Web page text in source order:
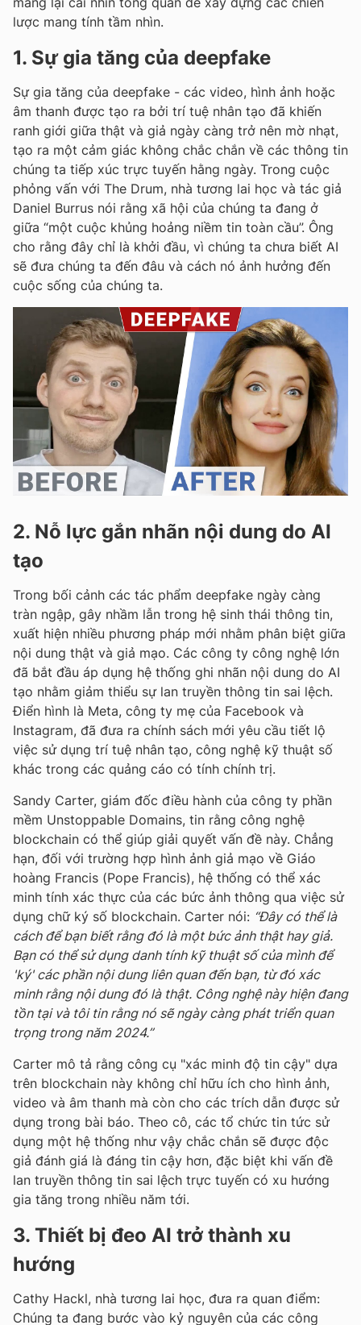
lược mang tính tầm nhìn.
1. Sự gia tăng của deepfake
Sự gia tăng của deepfake - các video, hình ảnh hoặc
âm thanh được tạo ra bởi trí tuệ nhân tạo đã khiến
ranh giới giữa thật và giả ngày càng trở nên mờ nhạt,
tạo ra một cảm giác không chắc chắn về các thông tin
chúng ta tiếp xúc trực tuyến hằng ngày. Trong cuộc
phỏng vấn với The Drum, nhà tương lai học và tác giả
Daniel Burrus nói rằng xã hội của chúng ta đang ở
giữa “một cuộc khủng hoảng niềm tin toàn cầu”. Ông
cho rằng đây chỉ là khởi đầu, vì chúng ta chưa biết AI
sẽ đưa chúng ta đến đâu và cách nó ảnh hưởng đến
cuộc sống của chúng ta.
2. Nỗ lực gắn nhãn nội dung do AI
tạo
Trong bối cảnh các tác phẩm deepfake ngày càng
tràn ngập, gây nhầm lẫn trong hệ sinh thái thông tin,
xuất hiện nhiều phương pháp mới nhằm phân biệt giữa
nội dung thật và giả mạo. Các công ty công nghệ lớn
đã bắt đầu áp dụng hệ thống ghi nhãn nội dung do AI
tạo nhằm giảm thiểu sự lan truyền thông tin sai lệch.
Điển hình là Meta, công ty mẹ của Facebook và
Instagram, đã đưa ra chính sách mới yêu cầu tiết lộ
việc sử dụng trí tuệ nhân tạo, công nghệ kỹ thuật số
khác trong các quảng cáo có tính chính trị.
Sandy Carter, giám đốc điều hành của công ty phần
mềm Unstoppable Domains, tin rằng công nghệ
blockchain có thể giúp giải quyết vấn đề này. Chẳng
hạn, đối với trường hợp hình ảnh giả mạo về Giáo
hoàng Francis (Pope Francis), hệ thống có thể xác
minh tính xác thực của các bức ảnh thông qua việc sử
dụng chữ ký số blockchain. Carter nói: “Đây có thể là
cách để bạn biết rằng đó là một bức ảnh thật hay giả.
Bạn có thể sử dụng danh tính kỹ thuật số của mình để
'ký' các phần nội dung liên quan đến bạn, từ đó xác
minh rằng nội dung đó là thật. Công nghệ này hiện đang
tồn tại và tôi tin rằng nó sẽ ngày càng phát triển quan
trọng trong năm 2024.”
Carter mô tả rằng công cụ "xác minh độ tin cậy" dựa
trên blockchain này không chỉ hữu ích cho hình ảnh,
video và âm thanh mà còn cho các trích dẫn được sử
dụng trong bài báo. Theo cô, các tổ chức tin tức sử
dụng một hệ thống như vậy chắc chắn sẽ được độc
giả đánh giá là đáng tin cậy hơn, đặc biệt khi vấn đề
lan truyền thông tin sai lệch trực tuyến có xu hướng
gia tăng trong nhiều năm tới.
3. Thiết bị đeo AI trở thành xu
hướng
Cathy Hackl, nhà tương lai học, đưa ra quan điểm:
Chúng ta đang bước vào kỷ nguyên của các công